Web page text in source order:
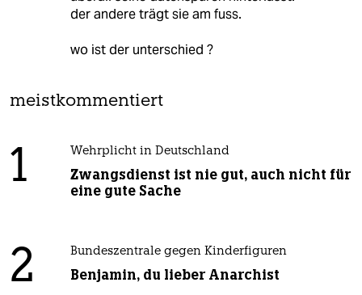
der andere trägt sie am fuss.
wo ist der unterschied ?
meistkommentiert
1 Wehrplicht in Deutschland
Zwangsdienst ist nie gut, auch nicht für
eine gute Sache
2 Bundeszentrale gegen Kinderfiguren
Benjamin, du lieber Anarchist